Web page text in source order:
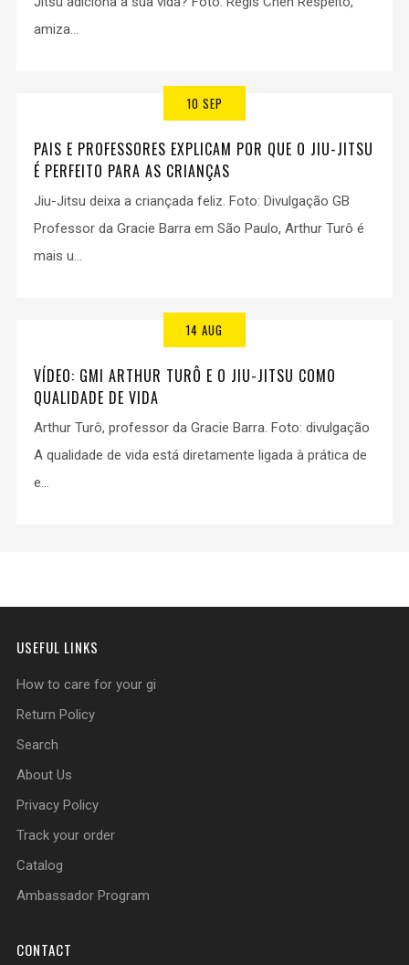
amiza...
10 SEP
PAIS E PROFESSORES EXPLICAM POR QUE O JIU-JITSU
É PERFEITO PARA AS CRIANÇAS
Jiu-Jitsu deixa a criançada feliz. Foto: Divulgação GB
Professor da Gracie Barra em São Paulo, Arthur Turô é
mais u...
14 AUG
VÍDEO: GMI ARTHUR TURÔ E O JIU-JITSU COMO
QUALIDADE DE VIDA
Arthur Turô, professor da Gracie Barra. Foto: divulgação
A qualidade de vida está diretamente ligada à prática de
e...
USEFUL LINKS
How to care for your gi
Return Policy
Search
About Us
Privacy Policy
Track your order
Catalog
Ambassador Program
CONTACT